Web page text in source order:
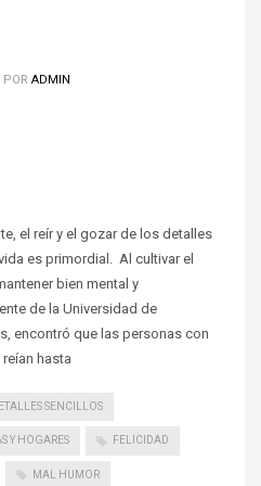
POR ADMIN
el reír y el gozar de los detalles
es primordial. Al cultivar el
bien mental y
de la Universidad de
encontró que las personas con
hasta
SENCILLOS
Y HOGARES FELICIDAD
MAL HUMOR